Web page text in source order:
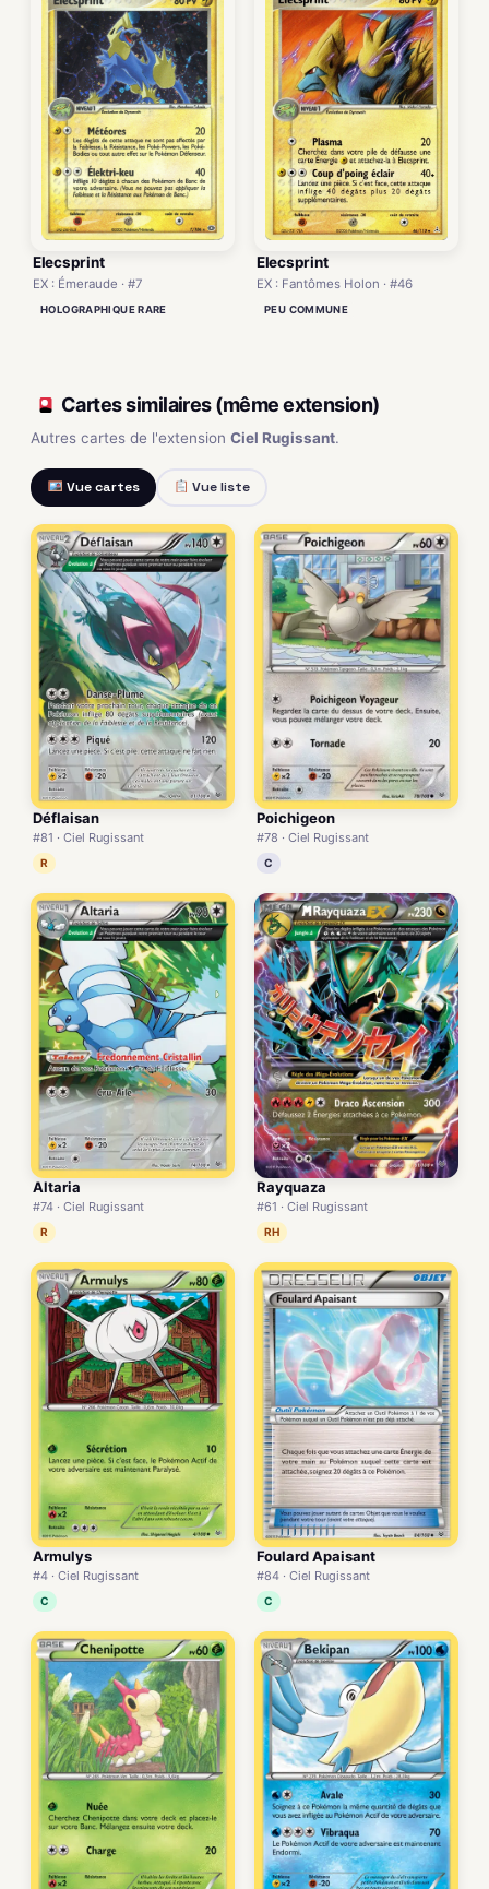
Elecsprint
EX : Émeraude · #7
HOLOGRAPHIQUE RARE
Elecsprint
EX : Fantômes Holon · #46
PEU COMMUNE
Cartes similaires (même extension)
Autres cartes de l'extension Ciel Rugissant.
Vue cartes Vue liste
Déflaisan
#81 · Ciel Rugissant
R
Poichigeon
#78 · Ciel Rugissant
C
Altaria
#74 · Ciel Rugissant
R
Rayquaza
#61 · Ciel Rugissant
RH
Armulys
#4 · Ciel Rugissant
C
Foulard Apaisant
#84 · Ciel Rugissant
C